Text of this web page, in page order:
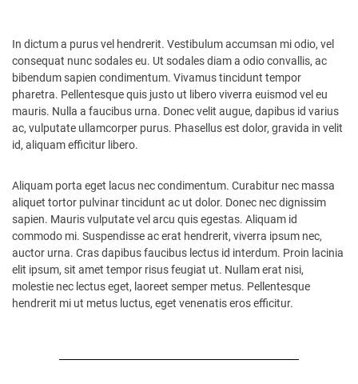
In dictum a purus vel hendrerit. Vestibulum accumsan mi odio, vel
consequat nunc sodales eu. Ut sodales diam a odio convallis, ac
bibendum sapien condimentum. Vivamus tincidunt tempor
pharetra. Pellentesque quis justo ut libero viverra euismod vel eu
mauris. Nulla a faucibus urna. Donec velit augue, dapibus id varius
ac, vulputate ullamcorper purus. Phasellus est dolor, gravida in velit
id, aliquam efficitur libero.
Aliquam porta eget lacus nec condimentum. Curabitur nec massa
aliquet tortor pulvinar tincidunt ac ut dolor. Donec nec dignissim
sapien. Mauris vulputate vel arcu quis egestas. Aliquam id
commodo mi. Suspendisse ac erat hendrerit, viverra ipsum nec,
auctor urna. Cras dapibus faucibus lectus id interdum. Proin lacinia
elit ipsum, sit amet tempor risus feugiat ut. Nullam erat nisi,
molestie nec lectus eget, laoreet semper metus. Pellentesque
hendrerit mi ut metus luctus, eget venenatis eros efficitur.